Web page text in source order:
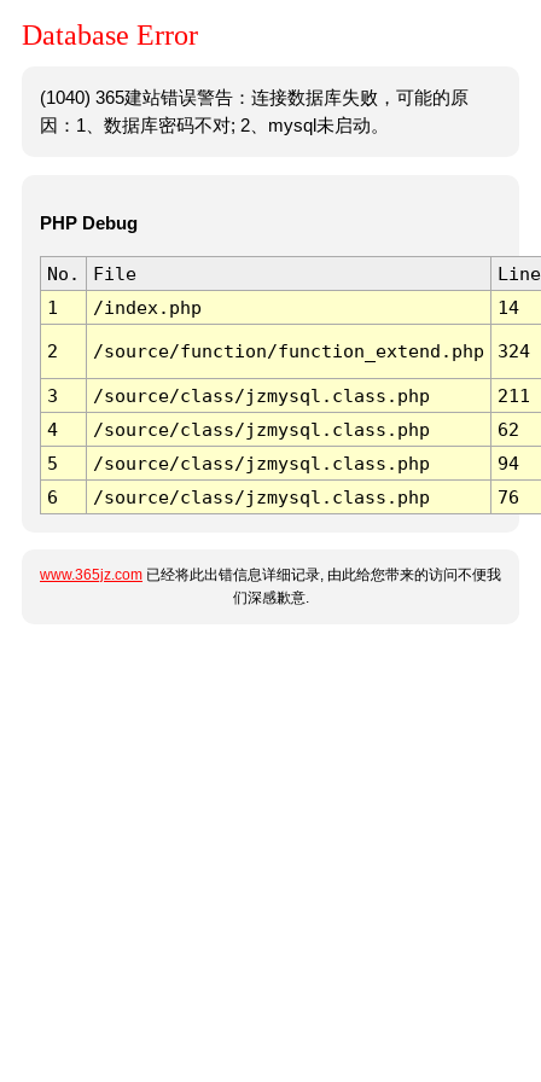
Database Error
(1040) 365建站错误警告：连接数据库失败，可能的原
因：1、数据库密码不对; 2、mysql未启动。
PHP Debug
No. File
Line
1
/index.php 14
2 /source/function/function_extend.php 324
3 /source/class/jzmysql.class.php
211
4
/source/class/jzmysql.class.php
62
5
/source/class/jzmysql.class.php
94
6
/source/class/jzmysql.class.php 76
www.365jz.com 已经将此出错信息详细记录, 由此给您带来的访问不便我
们深感歉意.